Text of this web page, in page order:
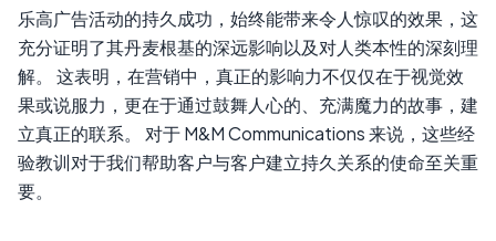
乐高广告活动的持久成功，始终能带来令人惊叹的效果，这
充分证明了其丹麦根基的深远影响以及对人类本性的深刻理
解。 这表明，在营销中，真正的影响力不仅仅在于视觉效
果或说服力，更在于通过鼓舞人心的、充满魔力的故事，建
立真正的联系。 对于 M&M Communications 来说，这些经
验教训对于我们帮助客户与客户建立持久关系的使命至关重
要。